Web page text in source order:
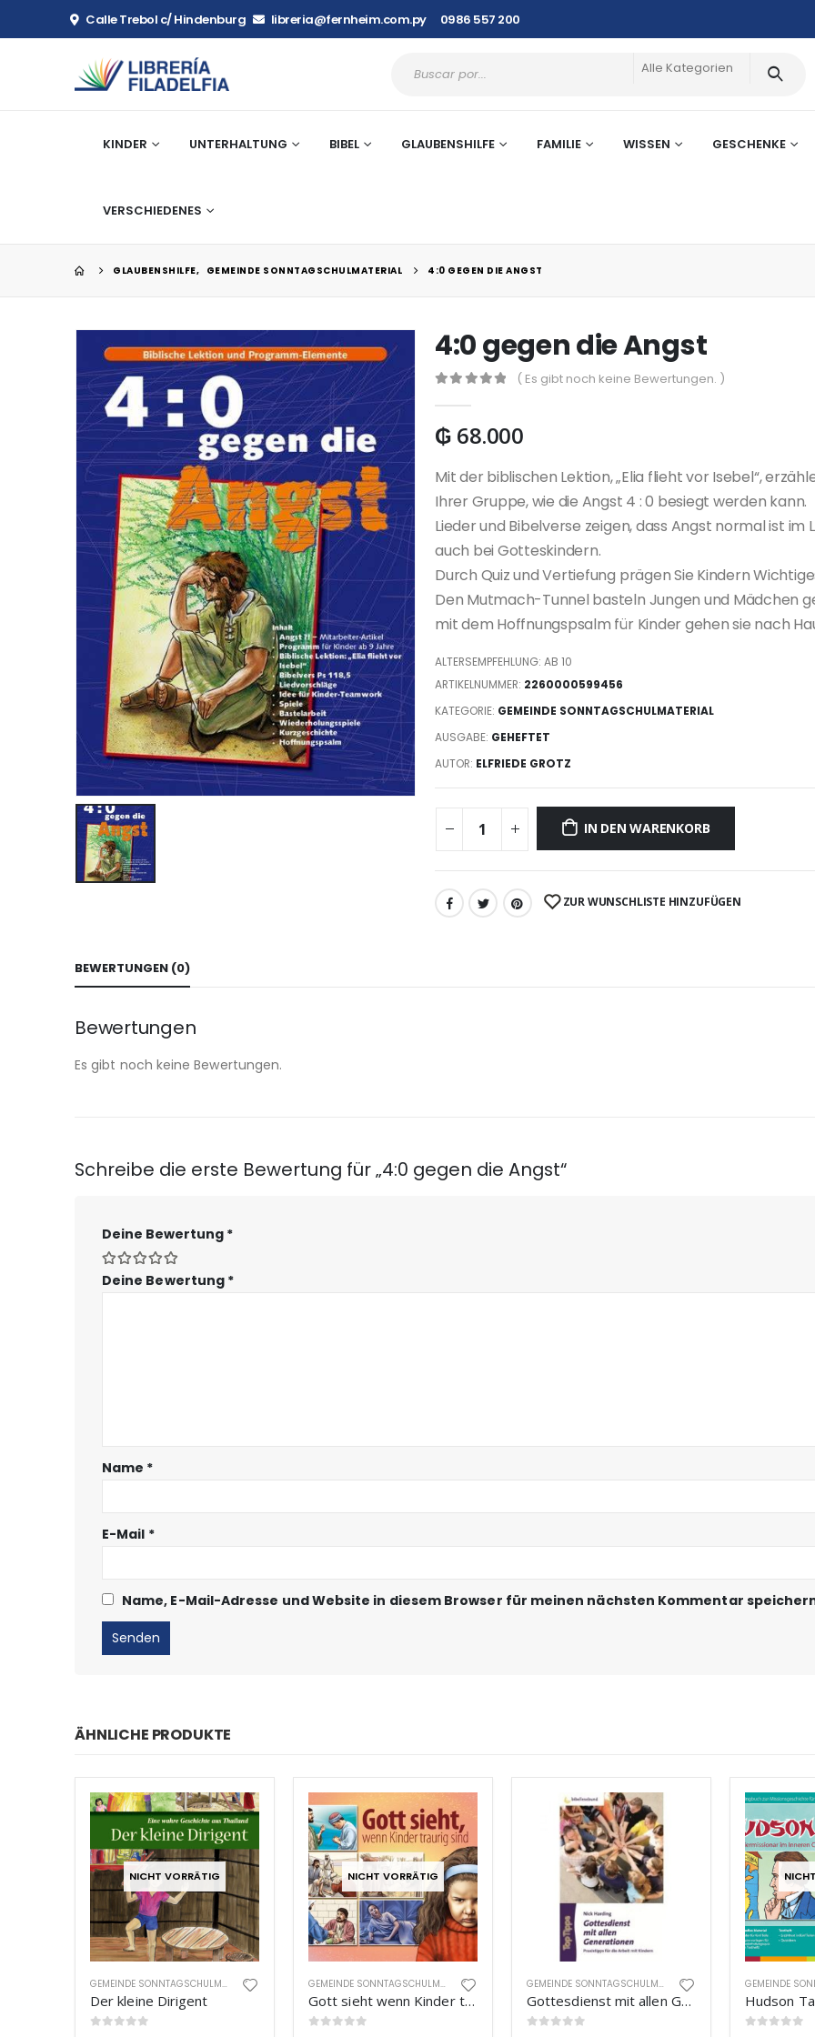
Calle Trebol c/ Hindenburg libreria@fernheim.com.py 0986 557 200
Alle Kategorien
KINDER UNTERHALTUNG BIBEL GLAUBENSHILFE FAMILIE WISSEN GESCHENKE
VERSCHIEDENES
GLAUBENSHILFE, GEMEINDE SONNTAGSCHULMATERIAL 4:0 GEGEN DIE ANGST
4:0 gegen die Angst
( Es gibt noch keine Bewertungen. )
₲ 68.000
Mit der biblischen Lektion, „Elia flieht vor Isebel“,
Ihrer Gruppe, wie die Angst 4 : 0 besiegt werden kann.
Lieder und Bibelverse zeigen, dass Angst normal ist im
auch bei Gotteskindern.
Durch Quiz und Vertiefung prägen Sie Kindern
Den Mutmach-Tunnel basteln Jungen und Mädchen
mit dem Hoffnungspsalm für Kinder gehen sie nach
ALTERSEMPFEHLUNG: AB 10
ARTIKELNUMMER: 2260000599456
KATEGORIE: GEMEINDE SONNTAGSCHULMATERIAL
AUSGABE: GEHEFTET
AUTOR: ELFRIEDE GROTZ
IN DEN WARENKORB
ZUR WUNSCHLISTE HINZUFÜGEN
BEWERTUNGEN (0)
Bewertungen
Es gibt noch keine Bewertungen.
Schreibe die erste Bewertung für „4:0 gegen die Angst“
Deine Bewertung *
Deine Bewertung *
Name *
E-Mail *
Name, E-Mail-Adresse und Website in diesem Browser für meinen nächsten Kommentar
ÄHNLICHE PRODUKTE
NICHT VORRÄTIG
GEMEINDE SONNTAGSCHULMATERIAL
Der kleine Dirigent
NICHT VORRÄTIG
GEMEINDE SONNTAGSCHULMATERIAL
Gott sieht wenn Kinder traurig sind
GEMEINDE SONNTAGSCHULMATERIAL
Gottesdienst mit allen Generationen Hudson